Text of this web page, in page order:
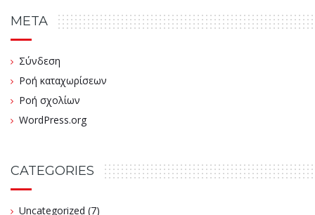
META
Σύνδεση
Ροή καταχωρίσεων
Ροή σχολίων
WordPress.org
CATEGORIES
Uncategorized (7)